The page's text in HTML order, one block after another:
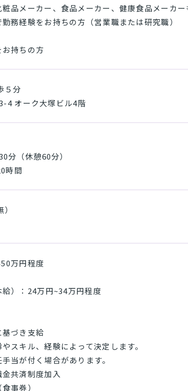
粧品メーカー、食品メーカー、健康食品メーカ
務経験をお持ちの方（営業職または研究職）
お持ちの方
５分
4 オーク大塚ビル4階
分（休憩60分）
時間
万円程度
）：24万円~34万円程度
づき支給
スキル、経験によって決定します。
当が付く場合があります。
共済制度加入
事券）